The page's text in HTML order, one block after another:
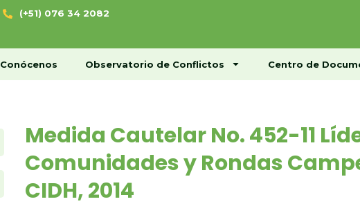
(+51) 076 34 2082
Conócenos Observatorio de Conflictos Centro de
Home Conócenos
Medida Cautelar No. 452-11
Comunidades y Rondas
CIDH, 2014